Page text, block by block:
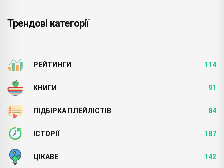
Трендові категорії
РЕЙТИНГИ 114
КНИГИ 91
ПІДБІРКА ПЛЕЙЛІСТІВ 84
ІСТОРІЇ 187
ЦІКАВЕ 142